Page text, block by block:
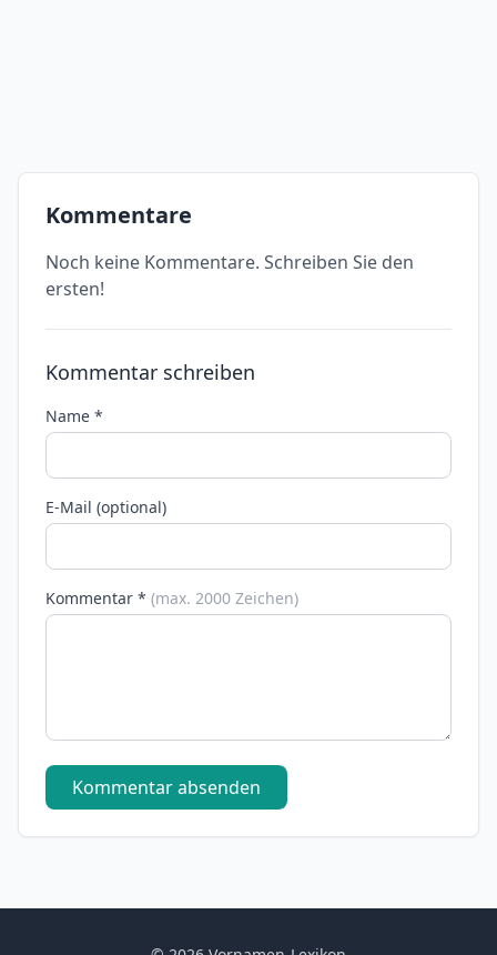
Kommentare
Noch keine Kommentare. Schreiben Sie den
ersten!
Kommentar schreiben
Name *
E-Mail (optional)
Kommentar * (max. 2000 Zeichen)
Kommentar absenden